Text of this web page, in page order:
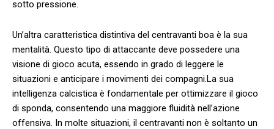
⁢sotto pressione.
Un’altra‌ caratteristica distintiva⁤ del centravanti boa è la sua
mentalità. Questo tipo ‍di attaccante​ deve ⁤possedere una
visione di gioco acuta, essendo‌ in grado di leggere le
situazioni‌ e⁢ anticipare i⁤ movimenti⁣ dei compagni.La sua
intelligenza ​calcistica è fondamentale ⁤per ottimizzare il gioco
di sponda, ⁢consentendo una ‌maggiore ‍fluidità nell’azione
offensiva. In molte⁣ situazioni, il centravanti non‌ è soltanto un